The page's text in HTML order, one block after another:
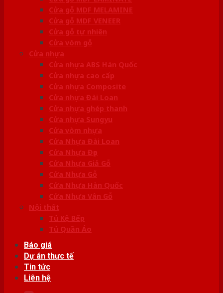
Cửa gỗ MDF MELAMINE
Cửa gỗ MDF VENEER
Cửa gỗ tự nhiên
Cửa vòm gỗ
Cửa nhựa
Cửa nhựa ABS Hàn Quốc
Cửa nhựa cao cấp
Cửa nhựa Composite
Cửa nhựa Đài Loan
Cửa nhựa ghép thanh
Cửa nhựa Sungyu
Cửa vòm nhựa
Cửa Nhựa Đài Loan
Cửa Nhựa Đẹp
Cửa Nhựa Giả Gỗ
Cửa Nhựa Gỗ
Cửa Nhựa Hàn Quốc
Cửa Nhựa Vân Gỗ
Nội thất
Tủ Kệ Bếp
Tủ Quần Áo
Báo giá
Dự án thực tế
Tin tức
Liên hệ